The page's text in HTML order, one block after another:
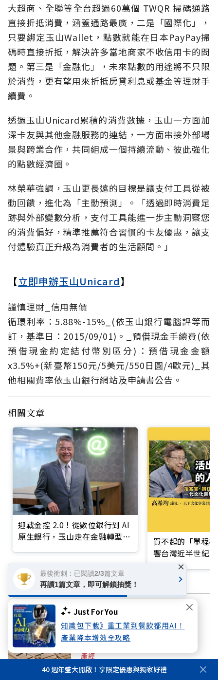
Just For You
知識包下載》重工業到餐飲都用AI！
產業降本增效全攻略
大超商、全聯等全台超過60萬個 TWQR 掃碼通路
直接折抵消費，涵蓋通路最廣，二是「國際化」，
只要綁定玉山Wallet，點數就能在日本PayPay掃
碼時直接折抵，解決許多當地商家不收信用卡的問
題。第三是「金融化」，未來點數的用途將不只限
於消費，更有望用來折抵房貸利息或基金等理財手
續費。
透過玉山Unicard累積的消費數據，玉山一方面加
深卡友與其他金融服務的連結，一方面串接外部場
景與跨業合作，共同組成一個持續流動、彼此強化
的點數經濟圈。
林榮華強調，玉山更長遠的目標是讓支付工具從被
動回饋，進化為「主動預測」。「透過即時消費足
跡與外部變數分析，支付工具能進一步主動洞察您
的消費偏好，精準推薦符合習慣的卡友優惠，讓支
付體驗真正升級為消費者的生活顧問。」
【立即申辦玉山Unicard】
謹慎理財_信用無價
循環利率：5.88%-15%_(依玉山銀行電腦評等而
訂，基準日：2015/09/01)。_預借現金手續費(依
預借現金約定結付幣別區分)：預借現金金額
x3.5%+(新臺幣150元/5美元/550日圓/4歐元)_其
他相關費率依玉山銀行網站及申請書公告。
相關文章
迎戰金控 2.0！從數位銀行到 AI
原生銀行，玉山走在金融轉型最
買不起的「單程
響台灣近半世紀
信用卡 玉山銀行
你可能感興趣
產經
HBR台灣企業領袖100強贈獎！迎戰AI
40 週年盛大開啟！享限定優惠與獨家好禮
最後衝刺：已閱讀2/3篇文章
再讀1篇文章，即可解鎖抽獎！
×